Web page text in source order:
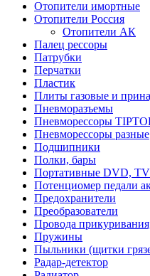
Отопители имортные
Отопители Россия
Отопители АК
Палец рессоры
Патрубки
Перчатки
Пластик
Плиты газовые и
Пневморазъемы
Пневморессоры
Пневморессоры разные
Подшипники
Полки, бары
Портативные DVD, TV
Потенциомер педали
Предохранители
Преобразователи
Провода
Пружины
Пыльники (щитки
Радар-детектор